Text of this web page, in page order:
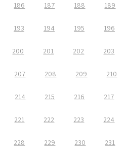
186 187 188 189
193 194 195 196
200 201 202 203
207 208 209 210
214 215 216 217
221 222 223 224
228 229 230 231